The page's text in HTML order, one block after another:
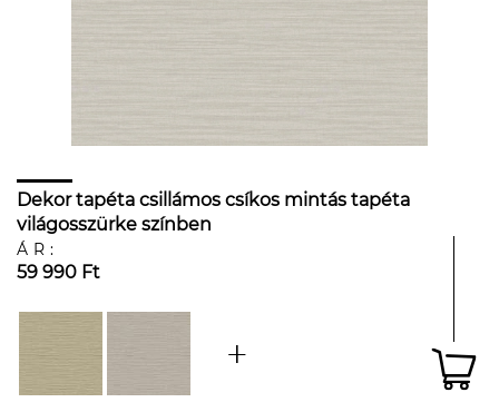
Dekor tapéta csillámos csíkos mintás tapéta
világosszürke színben
ÁR:
59 990 Ft